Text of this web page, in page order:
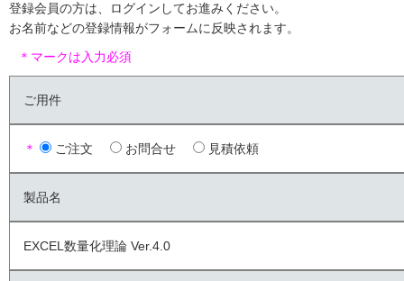
登録会員の方は、ログインしてお進みください。
お名前などの登録情報がフォームに反映されます。
＊マークは入力必須
ご用件
＊ ご注文 お問合せ 見積依頼
製品名
EXCEL数量化理論 Ver.4.0